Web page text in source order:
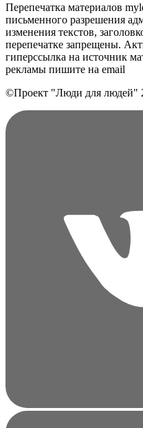
Перепечатка материалов
письменного разрешения
изменения текстов,
перепечатке запрещены.
гиперссылка на источник
рекламы пишите на еmail
©Проект "Люди для людей"